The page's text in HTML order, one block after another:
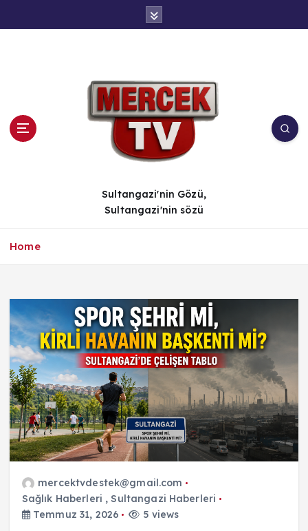
Sultangazi'nin Gözü,
Sultangazi'nin sözü
Home
mercektvdestek@gmail.com
Sağlık Haberleri ,Sultangazi Haberleri
Temmuz 31, 2026
5 views